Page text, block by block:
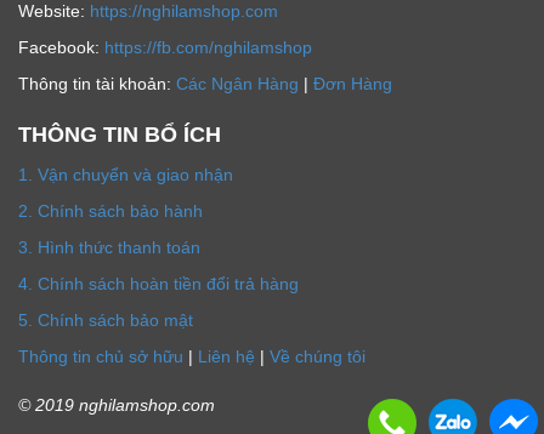
Website: https://nghilamshop.com
Facebook: https://fb.com/nghilamshop
Thông tin tài khoản: Các Ngân Hàng | Đơn Hàng
THÔNG TIN BỔ ÍCH
1. Vận chuyển và giao nhận
2. Chính sách bảo hành
3. Hình thức thanh toán
4. Chính sách hoàn tiền đổi trả hàng
5. Chính sách bảo mật
Thông tin chủ sở hữu | Liên hệ | Về chúng tôi
© 2019 nghilamshop.com